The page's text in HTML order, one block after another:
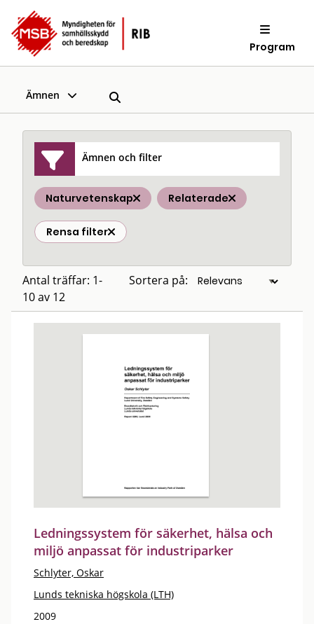
Program
Ämnen
Ämnen och filter
Naturvetenskap Relaterade
Rensa filter
Antal träffar: 1-
10 av 12
Sortera på:
Ledningssystem för säkerhet, hälsa och
miljö anpassat för industriparker
Schlyter, Oskar
Lunds tekniska högskola (LTH)
2009